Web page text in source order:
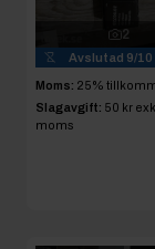
2
Avslutad 9/10
Moms: 25%
Slagavgift: 50 kr
moms